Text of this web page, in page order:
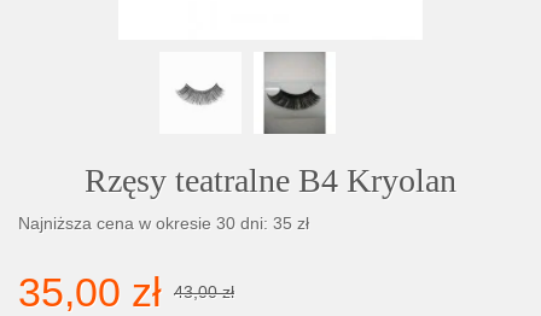
Rzęsy teatralne B4 Kryolan
Najniższa cena w okresie 30 dni: 35 zł
35,00 zł 43,00 zł